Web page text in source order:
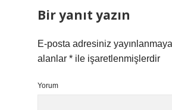
Bir yanıt yazın
E-posta adresiniz
alanlar * ile işaretlenmişlerdir
Yorum